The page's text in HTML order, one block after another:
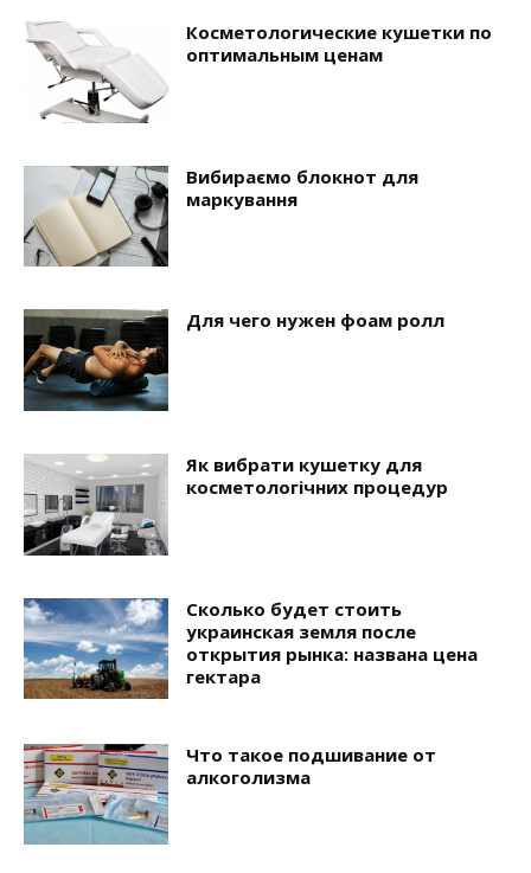
Косметологические кушетки по
оптимальным ценам
Вибираємо блокнот для
маркування
Для чего нужен фоам ролл
Як вибрати кушетку для
косметологічних процедур
Сколько будет стоить
украинская земля после
открытия рынка: названа цена
гектара
Что такое подшивание от
алкоголизма